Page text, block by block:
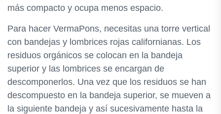
más compacto y ocupa menos espacio.
Para hacer VermaPons, necesitas una torre vertical
con bandejas y lombrices rojas californianas. Los
residuos orgánicos se colocan en la bandeja
superior y las lombrices se encargan de
descomponerlos. Una vez que los residuos se han
descompuesto en la bandeja superior, se mueven a
la siguiente bandeja y así sucesivamente hasta la